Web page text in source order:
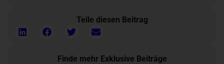
Teile diesen Beitrag
Finde mehr Exklusive Beiträge